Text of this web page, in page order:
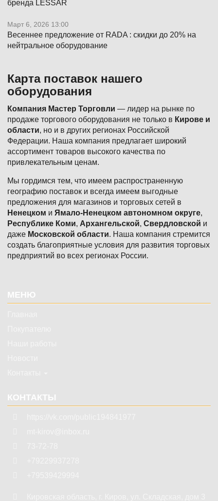
бренда LESSAR
Март 6, 2026 13:00
Весеннее предложение от RADA : скидки до 20% на
нейтральное оборудование
Карта поставок нашего
оборудования
Компания Мастер Торговли — лидер на рынке по
продаже торгового оборудования не только в Кирове и
области, но и в других регионах Российской
Федерации. Наша компания предлагает широкий
ассортимент товаров высокого качества по
привлекательным ценам.
Мы гордимся тем, что имеем распространенную
географию поставок и всегда имеем выгодные
предложения для магазинов и торговых сетей в
Ненецком и Ямало-Ненецком автономном округе,
Республике Коми, Архангельской, Свердловской и
даже Московской области. Наша компания стремится
создать благоприятные условия для развития торговых
предприятий во всех регионах России.
МЕНЮ
КОНТАКТЫ